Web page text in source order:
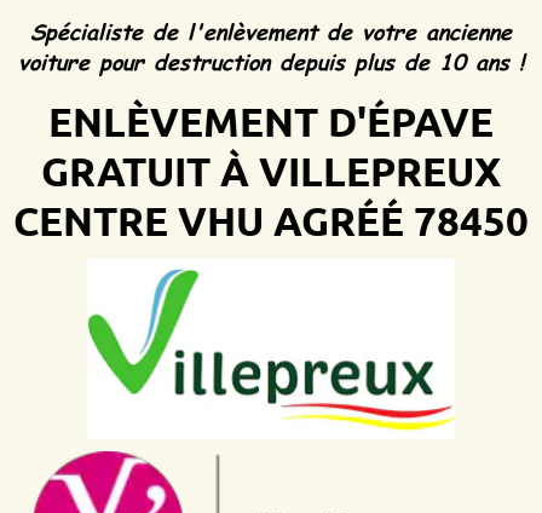
Spécialiste de l'enlèvement de votre ancienne
voiture pour destruction depuis plus de 10 ans !
ENLÈVEMENT D'ÉPAVE
GRATUIT À VILLEPREUX
CENTRE VHU AGRÉÉ 78450